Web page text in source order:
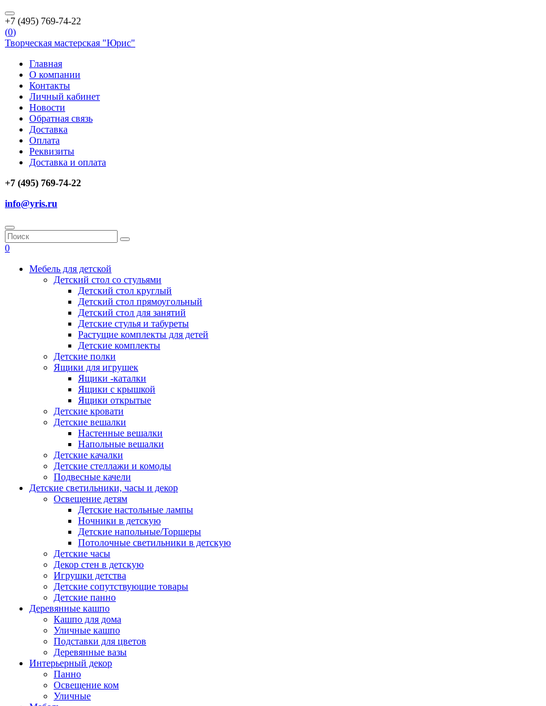
+7 (495) 769-74-22
(0)
Творческая мастерская "Юрис"
Главная
О компании
Контакты
Личный кабинет
Новости
Обратная связь
Доставка
Оплата
Реквизиты
Доставка и оплата
+7 (495) 769-74-22
info@yris.ru
0
Мебель для детской
Детский стол со стульями
Детский стол круглый
Детский стол прямоугольный
Детский стол для занятий
Детские стулья и табуреты
Растущие комплекты для детей
Детские комплекты
Детские полки
Ящики для игрушек
Ящики -каталки
Ящики с крышкой
Ящики открытые
Детские кровати
Детские вешалки
Настенные вешалки
Напольные вешалки
Детские качалки
Детские стеллажи и комоды
Подвесные качели
Детские светильники, часы и декор
Освещение детям
Детские настольные лампы
Ночники в детскую
Детские напольные/Торшеры
Потолочные светильники в детскую
Детские часы
Декор стен в детскую
Игрушки детства
Детские сопутствующие товары
Детские панно
Деревянные кашпо
Кашпо для дома
Уличные кашпо
Подставки для цветов
Деревянные вазы
Интерьерный декор
Панно
Освещение ком
Уличные